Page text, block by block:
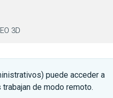
3D
puede acceder a
de modo remoto.